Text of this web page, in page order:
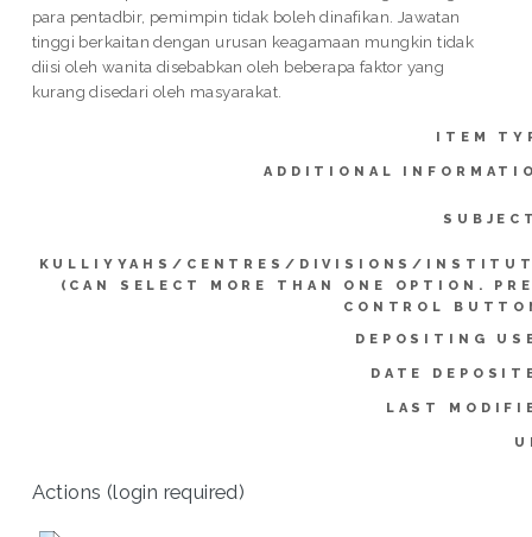
para pentadbir, pemimpin tidak boleh dinafikan. Jawatan
tinggi berkaitan dengan urusan keagamaan mungkin tidak
diisi oleh wanita disebabkan oleh beberapa faktor yang
kurang disedari oleh masyarakat.
ITEM
ADDITIONAL
KULLIYYAHS/CENTRES/DIVISIONS/
(CAN SELECT MORE THAN ONE OPTION.
CONTROL
DEPOSITING
DATE
LAST
Actions (login required)